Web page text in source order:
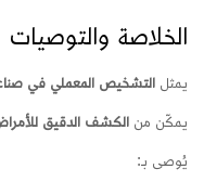
الخلاصة والتوصيات
يمثل التشخيص المعملي في
يمكّن من الكشف الدقيق
يُوصى بـ: